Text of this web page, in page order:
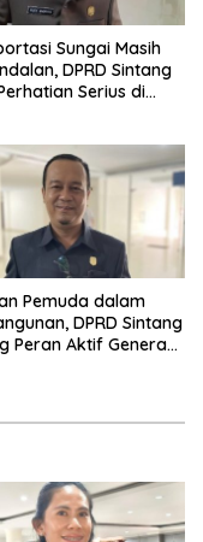
Sungai Masih
DPRD Sintang
Serius di
Pemuda dalam
DPRD Sintang
Peran Aktif Generasi